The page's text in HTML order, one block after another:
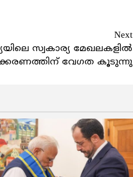
Next
സ്വകാര്യ മേഖലകളില്‍
വേഗത കൂടുന്നു